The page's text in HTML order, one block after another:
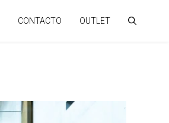
CONTACTO OUTLET